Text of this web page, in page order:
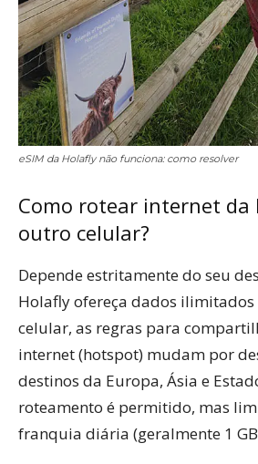
eSIM da Holafly não funciona: como resolver
Como rotear internet da
outro celular?
Depende estritamente do seu
Holafly ofereça dados ilimitados
celular, as regras para
internet (hotspot) mudam por
destinos da Europa, Ásia e
roteamento é permitido, mas
franquia diária (geralmente 1